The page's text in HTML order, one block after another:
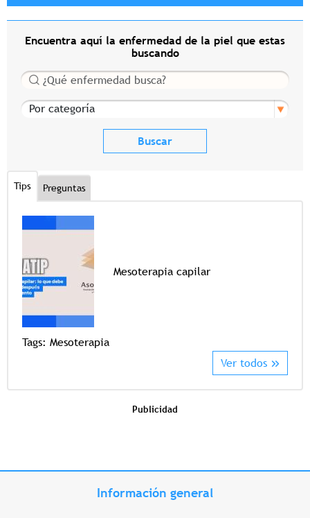
Encuentra aquí la enfermedad de la piel que estas
buscando
Buscar
Por categoría
Tips Preguntas
Mesoterapia capilar
Tags: Mesoterapia
Ver todos
Publicidad
Información general